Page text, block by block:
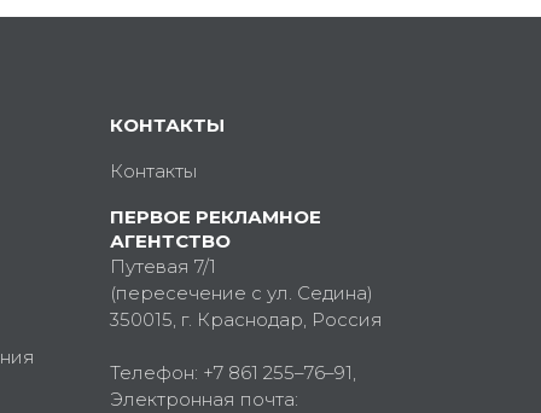
КОНТАКТЫ
Контакты
ПЕРВОЕ РЕКЛАМНОЕ
АГЕНТСТВО
Путевая 7/1
(пересечение с ул. Седина)
350015, г. Краснодар, Россия
Телефон: +7 861 255–76–91,
Электронная почта: